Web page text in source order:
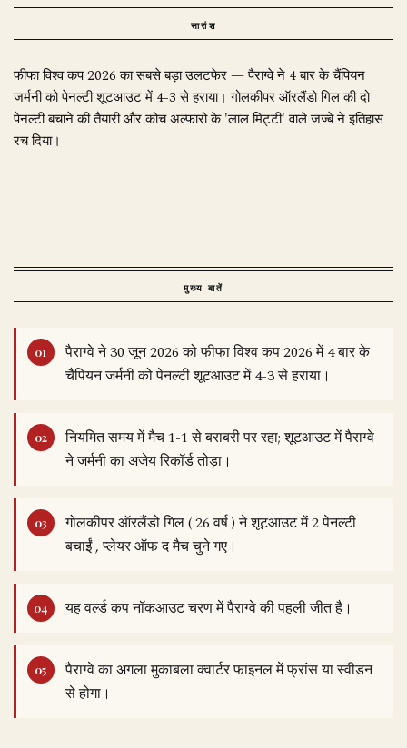
सारांश
फीफा विश्व कप 2026 का सबसे बड़ा उलटफेर — पैराग्वे ने 4 बार के चैंपियन
जर्मनी को पेनल्टी शूटआउट में 4-3 से हराया। गोलकीपर ऑरलैंडो गिल की दो
पेनल्टी बचाने की तैयारी और कोच अल्फारो के 'लाल मिट्टी' वाले जज्बे ने इतिहास
रच दिया।
मुख्य बातें
पैराग्वे ने 30 जून 2026 को फीफा विश्व कप 2026 में 4 बार के
चैंपियन जर्मनी को पेनल्टी शूटआउट में 4-3 से हराया।
नियमित समय में मैच 1-1 से बराबरी पर रहा; शूटआउट में पैराग्वे
ने जर्मनी का अजेय रिकॉर्ड तोड़ा।
गोलकीपर ऑरलैंडो गिल ( 26 वर्ष ) ने शूटआउट में 2 पेनल्टी
बचाईं , प्लेयर ऑफ द मैच चुने गए।
यह वर्ल्ड कप नॉकआउट चरण में पैराग्वे की पहली जीत है।
पैराग्वे का अगला मुकाबला क्वार्टर फाइनल में फ्रांस या स्वीडन
से होगा।